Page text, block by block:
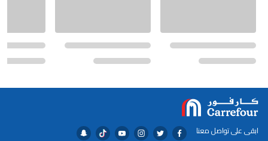
ابقى على تواصل معنا